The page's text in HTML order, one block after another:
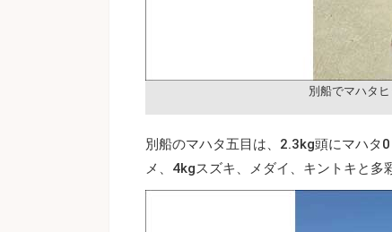
別船でマハタヒ
別船のマハタ五目は、2.3kg頭にマハタ
メ、4kgスズキ、メダイ、キントキと多